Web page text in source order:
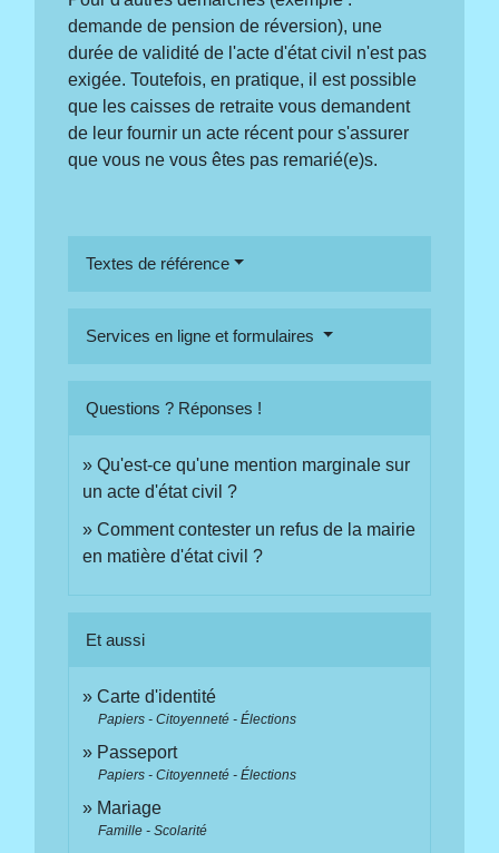
demande de pension de réversion), une
durée de validité de l'acte d'état civil n'est pas
exigée. Toutefois, en pratique, il est possible
que les caisses de retraite vous demandent
de leur fournir un acte récent pour s'assurer
que vous ne vous êtes pas remarié(e)s.
Textes de référence
Services en ligne et formulaires
Questions ? Réponses !
Qu'est-ce qu'une mention marginale sur
un acte d'état civil ?
Comment contester un refus de la mairie
en matière d'état civil ?
Et aussi
Carte d'identité
Papiers - Citoyenneté - Élections
Passeport
Papiers - Citoyenneté - Élections
Mariage
Famille - Scolarité